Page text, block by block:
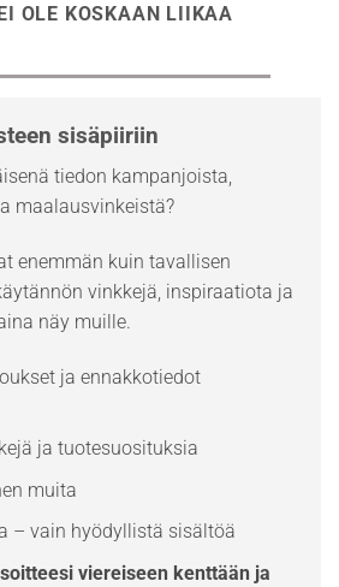
OLE KOSKAAN LIIKAA
sisäpiiriin
tiedon kampanjoista,
maalausvinkeistä?
enemmän kuin tavallisen
vinkkejä, inspiraatiota ja
näy muille.
ja ennakkotiedot
ja tuotesuosituksia
muita
– vain hyödyllistä sisältöä
viereiseen kenttään ja